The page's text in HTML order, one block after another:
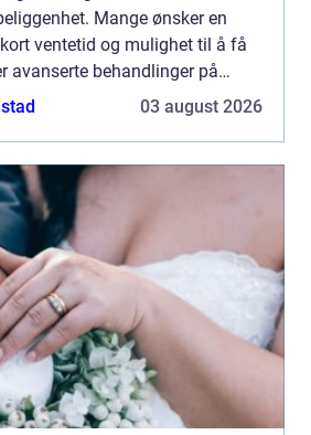
Mange ønsker en
ventetid og mulighet til å få
avanserte behandlinger på
øker forventningene til
03 august 2026